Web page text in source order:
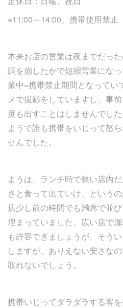
※11:00～14:00、携帯使用禁止
本来お店の営業は夜までだっ
調を崩したかで短縮営業にな
業中=携帯禁止期間となってい
メで撮影をしていますし、事
度も出すことはしませんでし
ようで誰も携帯をいじって怒
せんでした。
ようは、ランチ時で狭い店内
さと食って出ていけ、という
店少し前の時間でも満席で並
埋まっていました、広い店で
も許容できましょうが、そう
しますが、ありえない安さな
取れないでしょう。
携帯いじってダラダラする客